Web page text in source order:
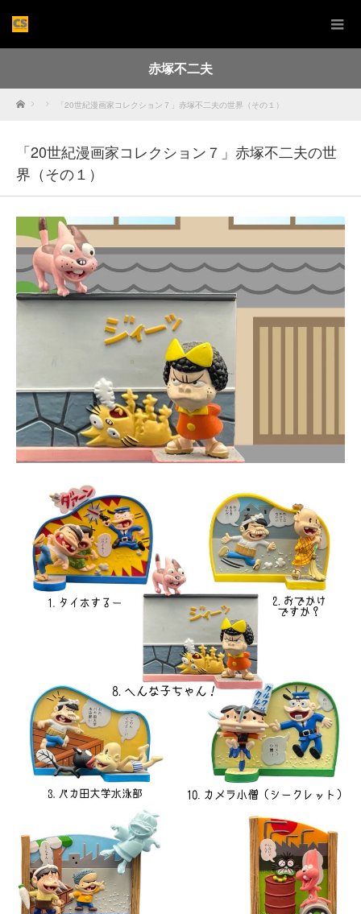
赤塚不二夫
Home 「20世紀漫画家コレクション７」赤塚不二夫の世界（その１）
「20世紀漫画家コレクション７」赤塚不二夫の世
界（その１）